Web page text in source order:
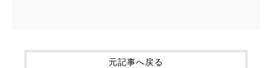
元記事へ戻る